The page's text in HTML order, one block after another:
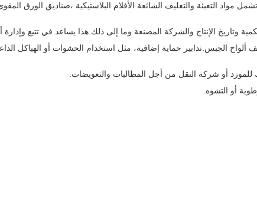
مواد التعبئة والتغليف الشائعة الأفلام البلاستيكية ،صناديق الورق
الإنتاج والشركة المصنعة وما إلى ذلك.هذا يساعد في تتبع وإدارة
ألواح الجبس.تدابير حماية إضافية، مثل استخدام الحشوات أو الهياكل
للمورد أو شركة النقل من أجل المطالبات والتعويضات.
أو التشوه.